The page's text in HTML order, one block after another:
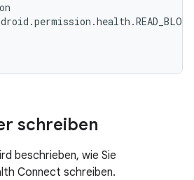
schreiben
beschrieben, wie Sie
Connect schreiben.